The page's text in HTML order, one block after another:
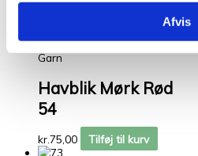
Afvis
Garn
Havblik Mørk Rød
54
kr.75,00
Tilføj til kurv